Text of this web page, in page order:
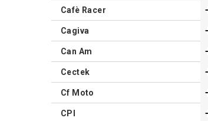
Cafè Racer
Cagiva
Can Am
Cectek
Cf Moto
CPI